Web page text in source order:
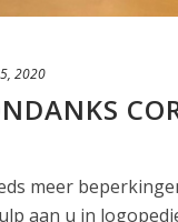
2020
meer
aan u in